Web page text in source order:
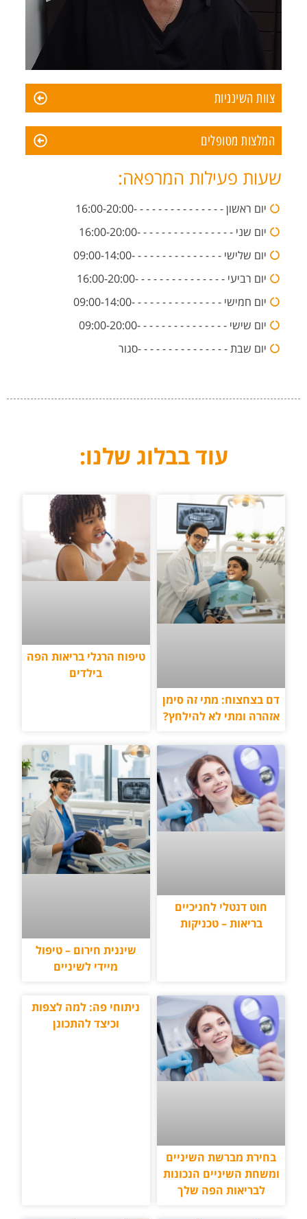
צוות השינניות
המלצות מטופלים
שעות פעילות המרפאה:
יום ראשון - - - - - - - - - - - - - - -16:00-20:00
יום שני - - - - - - - - - - - - - - - -16:00-20:00
יום שלישי - - - - - - - - - - - - - - -09:00-14:00
יום רביעי - - - - - - - - - - - - - - -16:00-20:00
יום חמישי - - - - - - - - - - - - - - -09:00-14:00
יום שישי - - - - - - - - - - - - - - -09:00-20:00
יום שבת - - - - - - - - - - - - - - -סגור
עוד בבלוג שלנו:
דם בצחצוח: מתי זה סימן
אזהרה ומתי לא להילחץ?
טיפוח הרגלי בריאות הפה
בילדים
חוט דנטלי לחניכיים
בריאות – טכניקות
שיננית חירום – טיפול
מיידי לשיניים
בחירת מברשת השיניים
ומשחת השיניים הנכונות
לבריאות הפה שלך
ניתוחי פה: למה לצפות
וכיצד להתכונן